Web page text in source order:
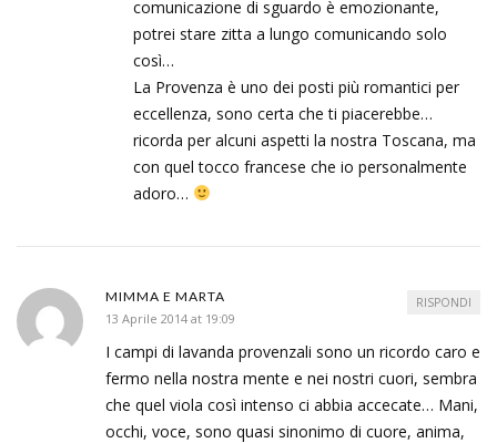
comunicazione di sguardo è emozionante,
potrei stare zitta a lungo comunicando solo
così…
La Provenza è uno dei posti più romantici per
eccellenza, sono certa che ti piacerebbe…
ricorda per alcuni aspetti la nostra Toscana, ma
con quel tocco francese che io personalmente
adoro…
MIMMA E MARTA
13 Aprile 2014 at 19:09
I campi di lavanda provenzali sono un ricordo caro e
fermo nella nostra mente e nei nostri cuori, sembra
che quel viola così intenso ci abbia accecate… Mani,
occhi, voce, sono quasi sinonimo di cuore, anima,
RISPONDI